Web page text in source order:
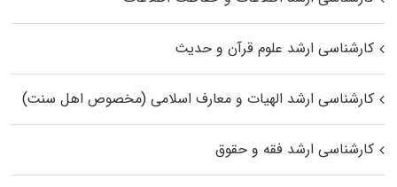
کارشناسی ارشد علوم قرآن و حدیث
کارشناسی ارشد الهیات و معارف اسلامی (مخصوص اهل سنت)
کارشناسی ارشد فقه و حقوق